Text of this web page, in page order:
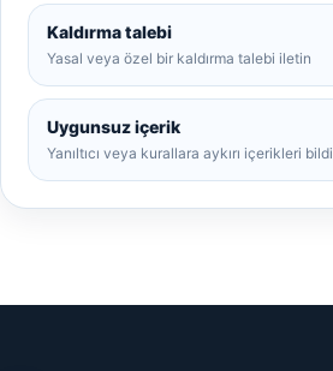
Kaldırma talebi
Yasal veya özel bir kaldırma talebi iletin
Uygunsuz içerik
Yanıltıcı veya kurallara aykırı içerikleri